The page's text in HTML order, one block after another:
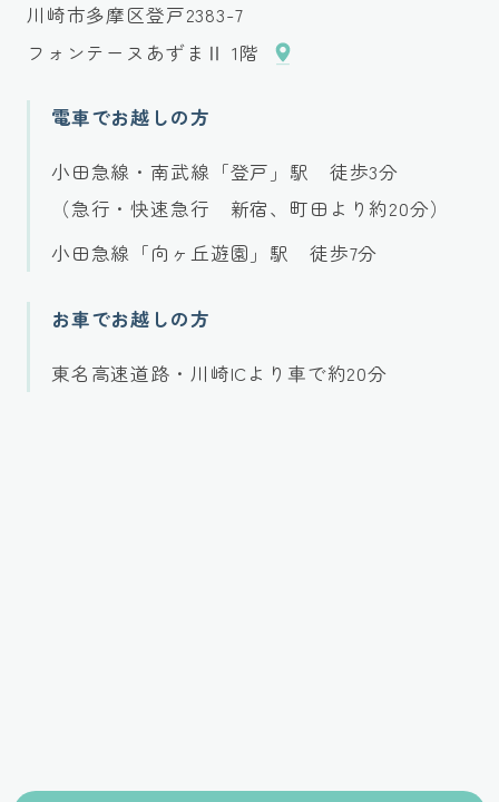
川崎市多摩区登戸2383-7
フォンテーヌあずまⅡ 1階
電車でお越しの方
小田急線・南武線「登戸」駅 徒歩3分
（急行・快速急行 新宿、町田より約20分）
小田急線「向ヶ丘遊園」駅 徒歩7分
お車でお越しの方
東名高速道路・川崎ICより車で約20分